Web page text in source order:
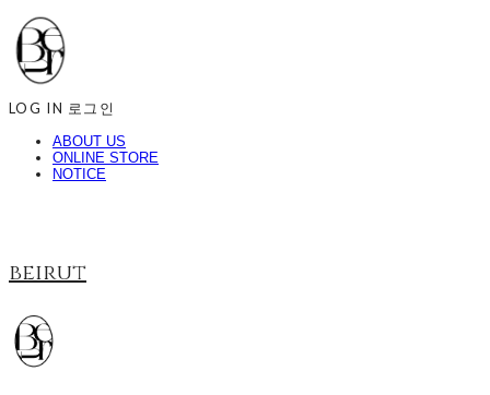
LOG IN 로그인
ABOUT US
ONLINE STORE
NOTICE
beirut